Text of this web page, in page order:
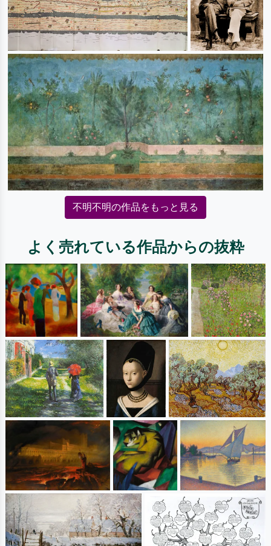
不明不明の作品をもっと見る
よく売れている作品からの抜粋